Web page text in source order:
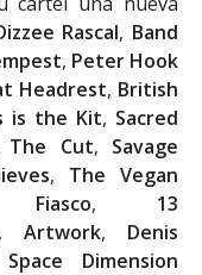
Rascal, Band
, Peter Hook
Headrest, British
is the Kit, Sacred
The Cut, Savage
, The Vegan
, 13
, Artwork, Denis
Space Dimension